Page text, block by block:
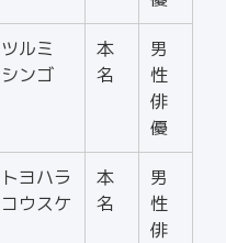
ツルミ
シンゴ
本
名
男
性
俳
優
トヨハラ
コウスケ
本
名
男
性
俳